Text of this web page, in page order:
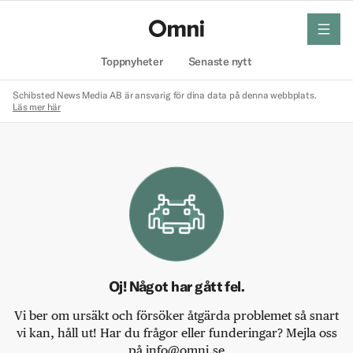
Toppnyheter Senaste nytt
meny
Schibsted News Media AB är ansvarig för dina data på denna webbplats.
Läs mer här
Oj! Något har gått fel.
Vi ber om ursäkt och försöker åtgärda problemet så snart
vi kan, håll ut! Har du frågor eller funderingar? Mejla oss